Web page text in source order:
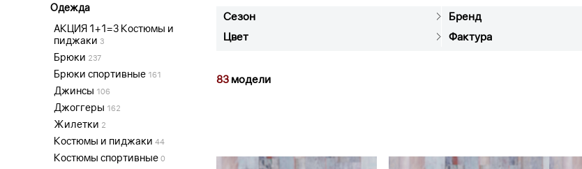
Сезон Бренд
Цвет
Фактура
83модели
Одежда
АКЦИЯ 1+1=3 Костюмы и
пиджаки 3
Брюки 237
Брюки спортивные 161
Джинсы 106
Джоггеры 162
Жилетки 2
Костюмы и пиджаки 44
Костюмы спортивные 0